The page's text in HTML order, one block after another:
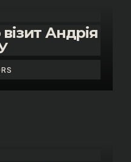
Андрія